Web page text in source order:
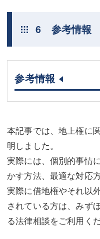
6 参考情報
参考情報
本記事では、地上権に
明しました。
実際には、個別的事情
かす方法、最適な対応
実際に借地権やそれ以
されている方は、みず
る法律相談をご利用く